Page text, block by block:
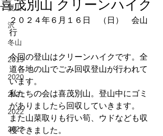
夏山
沢
冬山
2019
2020
2021
2022
2023
喜茂別山 クリーンハイク
２０２４年６月１６日　（日）　会山
行
今回の登山はクリーンハイクです。全
道各地の山でごみ回収登山が行われて
います。
私たちの会は喜茂別山。登山中にゴミ
がありましたら回収していきます。
また山菜取りも行い筍、ウドなども収
穫できました。